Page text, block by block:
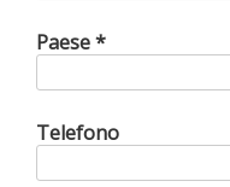
Paese *
Telefono